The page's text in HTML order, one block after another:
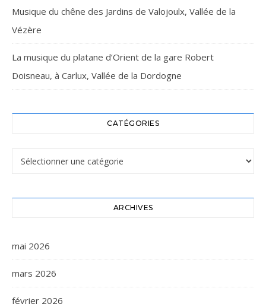
Musique du chêne des Jardins de Valojoulx, Vallée de la
Vézère
La musique du platane d’Orient de la gare Robert
Doisneau, à Carlux, Vallée de la Dordogne
CATÉGORIES
Catégories
ARCHIVES
mai 2026
mars 2026
février 2026